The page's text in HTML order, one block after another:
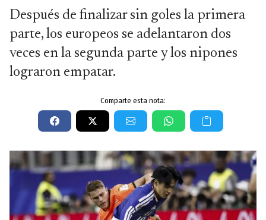
Después de finalizar sin goles la primera
parte, los europeos se adelantaron dos
veces en la segunda parte y los nipones
lograron empatar.
Comparte esta nota: